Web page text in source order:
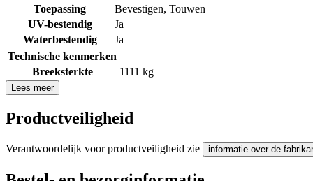
Toepassing
Bevestigen, Touwen
UV-bestendig
Ja
Waterbestendig
Ja
Technische kenmerken
Breeksterkte
1111 kg
Lees meer
Productveiligheid
Verantwoordelijk voor productveiligheid zie informatie over de